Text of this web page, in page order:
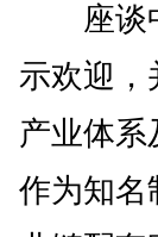
座谈中
示欢迎，
产业体
作为知名